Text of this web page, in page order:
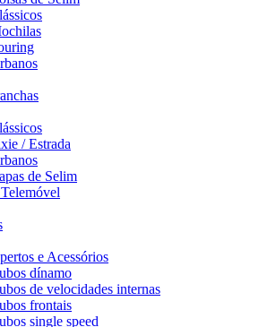
/ Estrada
de Selim
e Acessórios
dínamo
de velocidades internas
frontais
single speed